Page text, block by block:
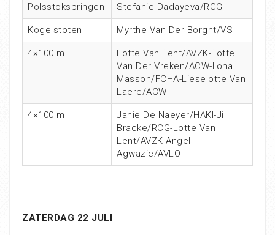
Polsstokspringen Stefanie Dadayeva/RCG
Kogelstoten Myrthe Van Der Borght/VS
4×100 m
Lotte Van Lent/AVZK-Lotte
Van Der Vreken/ACW-Ilona
Masson/FCHA-Lieselotte Van
Laere/ACW
4×100 m
Janie De Naeyer/HAKI-Jill
Bracke/RCG-Lotte Van
Lent/AVZK-Angel
Agwazie/AVLO
ZATERDAG 22 JULI